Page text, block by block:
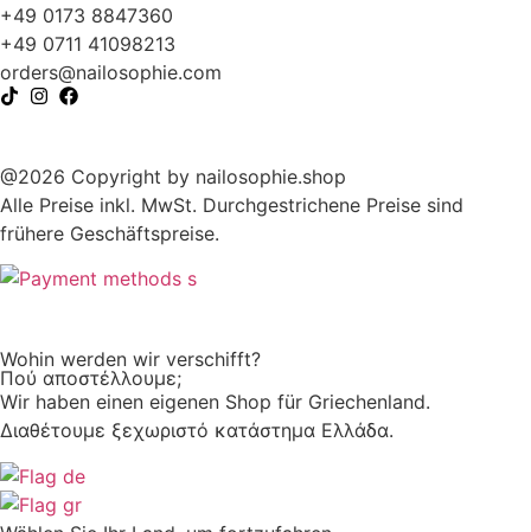
+49 0173 8847360
+49 0711 41098213
moc.eihposolian
@sredro
@2026 Copyright by nailosophie.shop
Alle Preise inkl. MwSt. Durchgestrichene Preise sind
frühere Geschäftspreise.
Wohin werden wir verschifft?
Πού αποστέλλουμε;
Wir haben einen eigenen Shop für Griechenland.
Διαθέτουμε ξεχωριστό κατάστημα Ελλάδα.